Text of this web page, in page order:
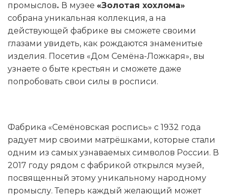
промыслов. В музее «Золотая хохлома»
собрана уникальная коллекция, а на
действующей фабрике вы сможете своими
глазами увидеть, как рождаются знаменитые
изделия. Посетив «Дом Семёна-Ложкаря», вы
узнаете о быте крестьян и сможете даже
попробовать свои силы в росписи.
Фабрика «Семёновская роспись» с 1932 года
радует мир своими матрёшками, которые стали
одним из самых узнаваемых символов России. В
2017 году рядом с фабрикой открылся музей,
посвященный этому уникальному народному
промыслу. Теперь каждый желающий может